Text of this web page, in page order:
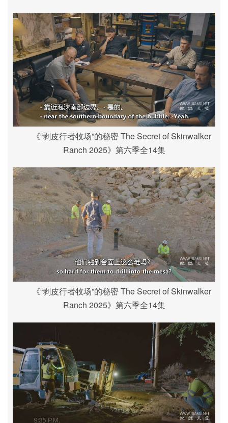
《“剥皮行者牧场”的秘密 The Secret of Skinwalker
Ranch 2025》第六季全14集
《“剥皮行者牧场”的秘密 The Secret of Skinwalker
Ranch 2025》第六季全14集